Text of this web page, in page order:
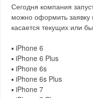
Сегодня компания
можно оформить
касается текущих или
▪️ iPhone 6
▪️ iPhone 6 Plus
▪️ iPhone 6s
▪️ iPhone 6s Plus
▪️ iPhone 7